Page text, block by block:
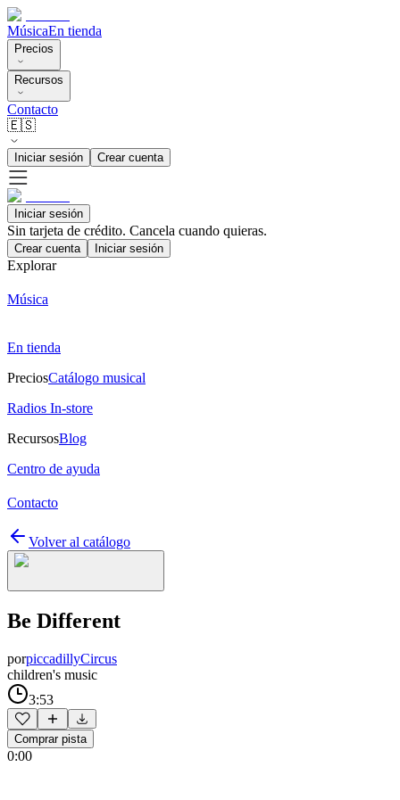
MúsicaEn tienda
Precios
Recursos
Contacto
🇪🇸
Iniciar sesión Crear cuenta
Iniciar sesión
Sin tarjeta de crédito. Cancela cuando quieras.
Crear cuenta Iniciar sesión
Explorar
Música
En tienda
PreciosCatálogo musical
Radios In-store
RecursosBlog
Centro de ayuda
Contacto
Volver al catálogo
Be Different
porpiccadillyCircus
children's music
3:53
Comprar pista
0:00